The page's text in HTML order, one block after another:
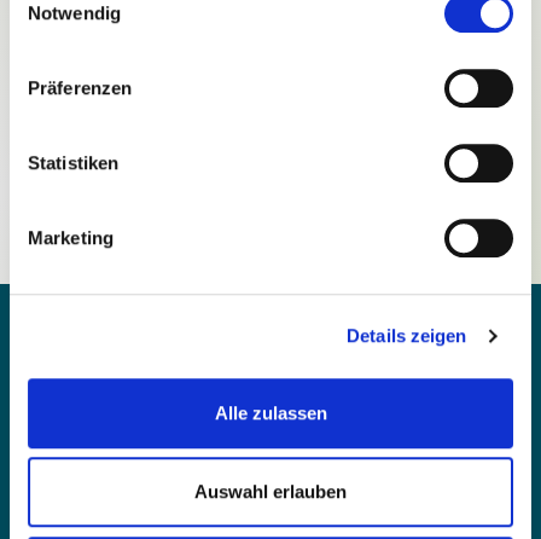
Notwendig
Präferenzen
Statistiken
Marketing
Details zeigen
Alle zulassen
Auswahl erlauben
Kontakt
Einfache Sprache